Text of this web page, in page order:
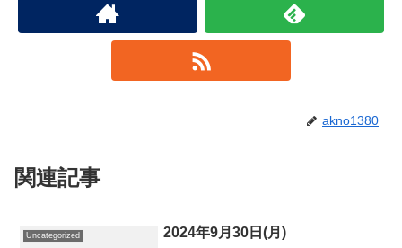
akno1380
関連記事
Uncategorized 2024年9月30日(月)